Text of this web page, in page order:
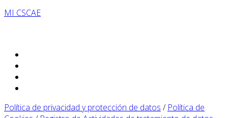
MI CSCAE
Política de privacidad y protección de datos / Política de